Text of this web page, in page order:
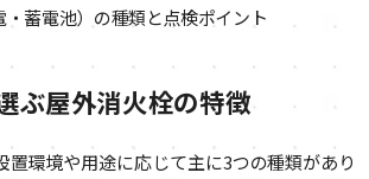
蓄電池）の種類と点検ポイント
ぶ屋外消火栓の特徴
置環境や用途に応じて主に3つの種類があり